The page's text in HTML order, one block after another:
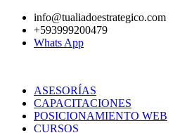
contenido
info@tualiadoestrategico.com
+593999200479
Whats App
ASESORÍAS
CAPACITACIONES
POSICIONAMIENTO WEB
CURSOS